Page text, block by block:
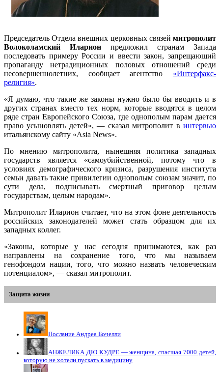
Председатель Отдела внешних церковных связей митрополит
Волоколамский
Иларион предложил странам Запада
последовать примеру России и ввести закон, запрещающий
пропаганду нетрадиционных половых отношений среди
несовершеннолетних, сообщает агентство «Интерфакс-
религия».
«Я думаю, что такие же законы нужно было бы вводить и в
других странах вместо тех норм, которые вводятся в целом
ряде стран Европейского Союза, где однополым парам дается
право усыновлять детей», — сказал митрополит в интервью
итальянскому сайту «Asia News».
По мнению митрополита, нынешняя политика западных
государств является «самоубийственной, потому что в
условиях демографического кризиса, разрушения института
семьи давать такие привилегии однополым союзам значит, по
сути дела, подписывать смертный приговор целым
государствам, целым народам».
Митрополит Иларион считает, что на этом фоне деятельность
российских законодателей может стать образцом для их
западных коллег.
«Законы, которые у нас сегодня принимаются, как раз
направлены на сохранение того, что мы называем
генофондом нации, того, что можно назвать человеческим
потенциалом», — сказал митрополит.
Защита жизни
Послание Андреа Бочелли
АНЖЕЛИКА ДЮ КУДРЕ — женщина, спасшая 7000 детей,
которую не хотели пускать в медицину